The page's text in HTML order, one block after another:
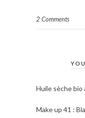
2 Comments
Huile sèche bio
Make up 41 :